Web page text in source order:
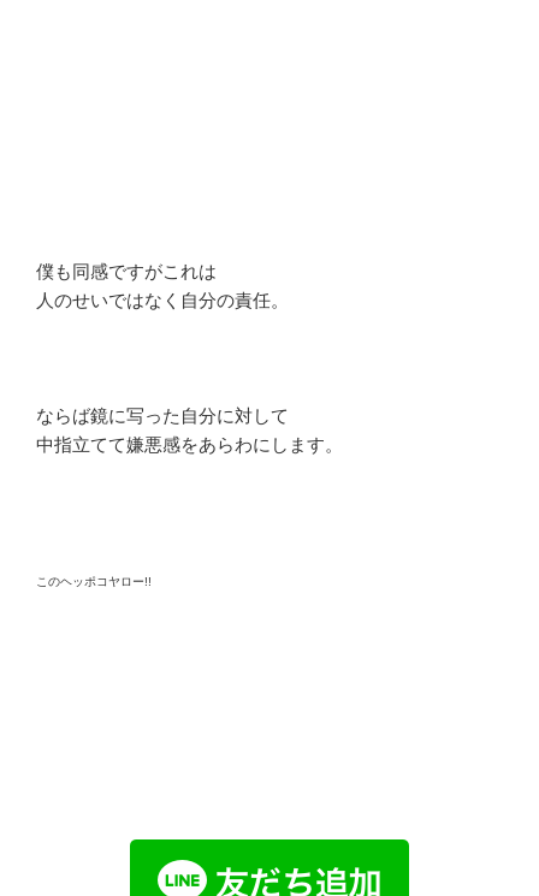
僕も同感ですがこれは
人のせいではなく自分の責任。
ならば鏡に写った自分に対して
中指立てて嫌悪感をあらわにします。
このヘッポコヤロー!!